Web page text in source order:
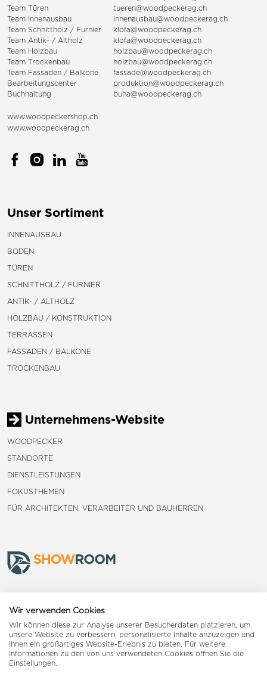
Team Türen
tueren@woodpeckerag.ch
Team Innenausbau
innenausbau@woodpeckerag.ch
Team Schnittholz / Furnier
klofa@woodpeckerag.ch
Team Antik- / Altholz
klofa@woodpeckerag.ch
Team Holzbau
holzbau@woodpeckerag.ch
Team Trockenbau
holzbau@woodpeckerag.ch
Team Fassaden / Balkone
fassade@woodpeckerag.ch
Bearbeitungscenter
produktion@woodpeckerag.ch
Buchhaltung
buha@woodpeckerag.ch
www.woodpeckershop.ch
www.woodpeckerag.ch
Unser Sortiment
INNENAUSBAU
BODEN
TÜREN
SCHNITTHOLZ / FURNIER
ANTIK- / ALTHOLZ
HOLZBAU / KONSTRUKTION
TERRASSEN
FASSADEN / BALKONE
TROCKENBAU
Unternehmens-Website
WOODPECKER
STANDORTE
DIENSTLEISTUNGEN
FOKUSTHEMEN
FÜR ARCHITEKTEN, VERARBEITER UND BAUHERREN
Landquart
Reiden
Wir verwenden Cookies
Wir können diese zur Analyse unserer Besucherdaten platzieren, um
unsere Website zu verbessern, personalisierte Inhalte anzuzeigen und
Ihnen ein großartiges Website-Erlebnis zu bieten. Für weitere
Informationen zu den von uns verwendeten Cookies öffnen Sie die
Einstellungen.